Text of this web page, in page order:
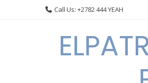
Call Us: +2782 444 YEAH